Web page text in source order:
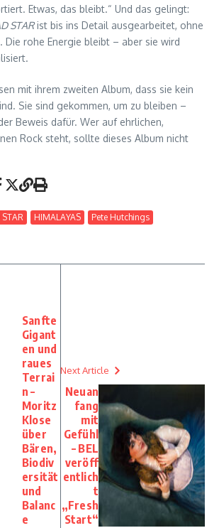
Etwas, das bleibt.“ Und das gelingt:
STARist bis ins Detail ausgearbeitet, ohne
Die rohe Energie bleibt – aber sie wird
mit ihrem zweiten Album, dass sie kein
Sie sind gekommen, um zu bleiben –
Beweis dafür. Wer auf ehrlichen,
Rock steht, sollte dieses Album nicht
STAR HIMALAYAS Pete Hutchings
Sanfte
Gigant
en und
raues
Terrai
n –
Moritz
Klose
über
Bären,
Biodiv
ersität
und
Balanc
e
Next Article
Neuan
fang
mit
Gefühl
– BEL
veröff
entlich
t
„Fresh
Start“